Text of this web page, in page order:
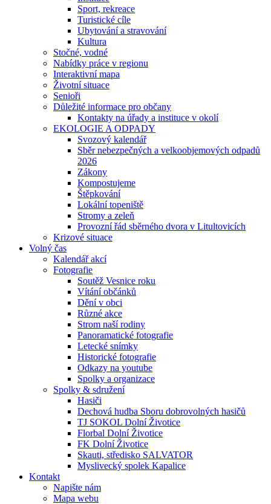
Sport, rekreace
Turistické cíle
Ubytování a stravování
Kultura
Stočné, vodné
Nabídky práce v regionu
Interaktivní mapa
Životní situace
Senioři
Důležité informace pro občany
Kontakty na úřady a instituce v okolí
EKOLOGIE A ODPADY
Svozový kalendář
Sběr nebezpečných a velkoobjemových odpadů
2026
Zákony
Kompostujeme
Štěpkování
Lokální topeniště
Stromy a zeleň
Provozní řád sběrného dvora v Litultovicích
Krizové situace
Volný čas
Kalendář akcí
Fotografie
Soutěž Vesnice roku
Vítání občánků
Dění v obci
Různé akce
Strom naší rodiny
Panoramatické fotografie
Letecké snímky
Historické fotografie
Odkazy na youtube
Spolky a organizace
Spolky & sdružení
Hasiči
Dechová hudba Sboru dobrovolných hasičů
TJ SOKOL Dolní Životice
Florbal Dolní Životice
FK Dolní Životice
Skauti, středisko SALVATOR
Myslivecký spolek Kapalice
Kontakt
Napište nám
Mapa webu